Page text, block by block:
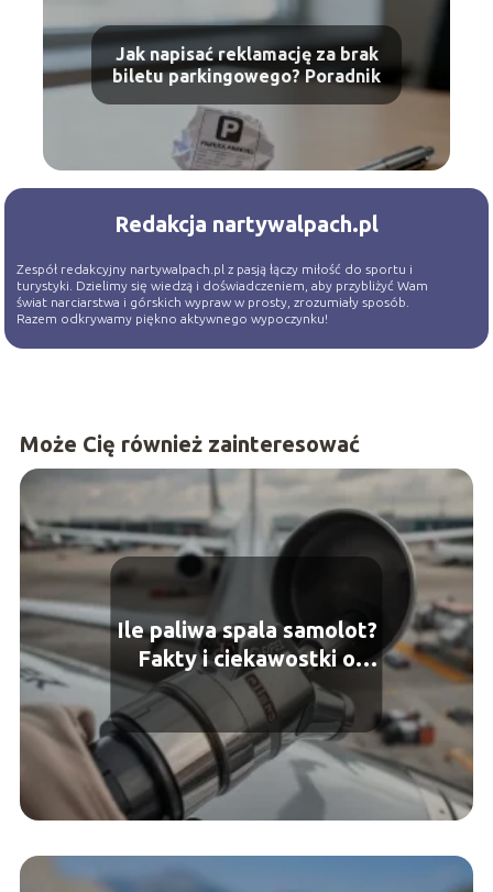
Jak napisać reklamację za brak
biletu parkingowego? Poradnik
Redakcja nartywalpach.pl
Zespół redakcyjny nartywalpach.pl z pasją łączy miłość do sportu i
turystyki. Dzielimy się wiedzą i doświadczeniem, aby przybliżyć Wam
świat narciarstwa i górskich wypraw w prosty, zrozumiały sposób.
Razem odkrywamy piękno aktywnego wypoczynku!
Może Cię również zainteresować
Ile paliwa spala samolot?
Fakty i ciekawostki o
zużyciu paliwa